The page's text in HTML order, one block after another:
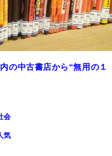
の中古書店から“無用の１
会
気